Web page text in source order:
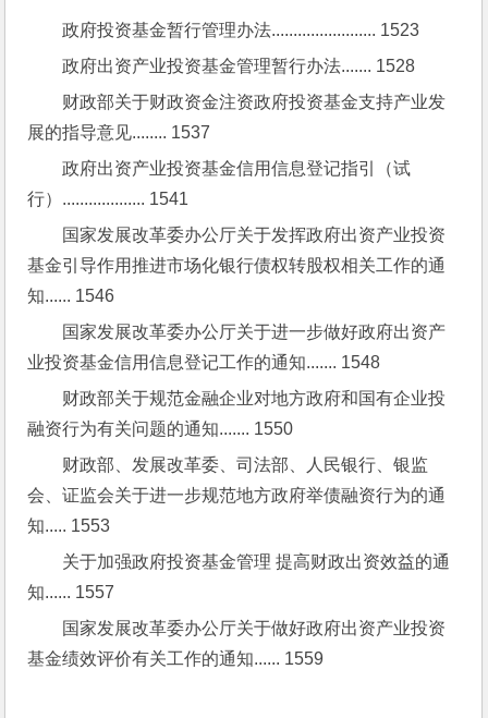
政府投资基金暂行管理办法........................ 1523
政府出资产业投资基金管理暂行办法....... 1528
财政部关于财政资金注资政府投资基金支持产业发
展的指导意见........ 1537
政府出资产业投资基金信用信息登记指引（试
行）................... 1541
国家发展改革委办公厅关于发挥政府出资产业投资
基金引导作用推进市场化银行债权转股权相关工作的通
知...... 1546
国家发展改革委办公厅关于进一步做好政府出资产
业投资基金信用信息登记工作的通知....... 1548
财政部关于规范金融企业对地方政府和国有企业投
融资行为有关问题的通知....... 1550
财政部、发展改革委、司法部、人民银行、银监
会、证监会关于进一步规范地方政府举债融资行为的通
知..... 1553
关于加强政府投资基金管理 提高财政出资效益的通
知...... 1557
国家发展改革委办公厅关于做好政府出资产业投资
基金绩效评价有关工作的通知...... 1559